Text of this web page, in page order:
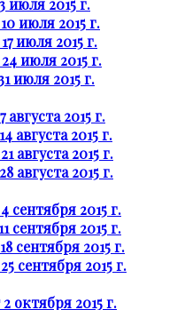
июля 2015 г.
июля 2015 г.
июля 2015 г.
июля 2015 г.
июля 2015 г.
августа 2015 г.
августа 2015 г.
августа 2015 г.
августа 2015 г.
сентября 2015 г.
сентября 2015 г.
сентября 2015 г.
сентября 2015 г.
октября 2015 г.